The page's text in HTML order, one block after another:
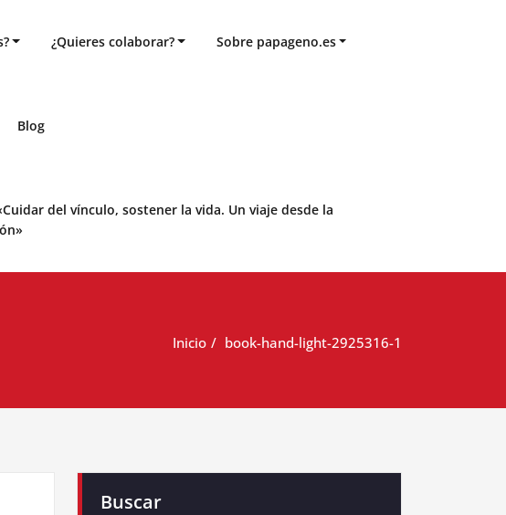
¿Quieres colaborar? Sobre papageno.es
Blog
del vínculo, sostener la vida. Un viaje desde la
Inicio book-hand-light-2925316-1
Buscar